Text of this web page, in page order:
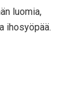
luomia,
ihosyöpää.